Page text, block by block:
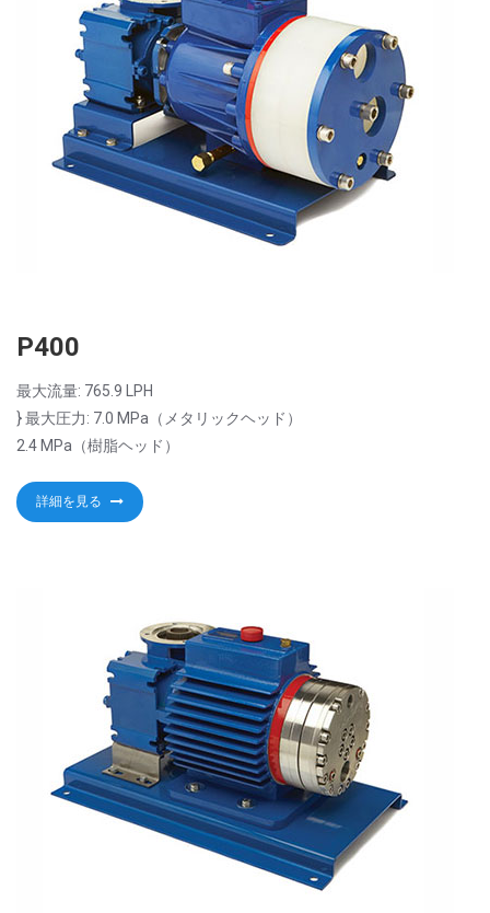
P400
最大流量: 765.9 LPH
} 最大圧力: 7.0 MPa（メタリックヘッド）
2.4 MPa（樹脂ヘッド）
詳細を見る